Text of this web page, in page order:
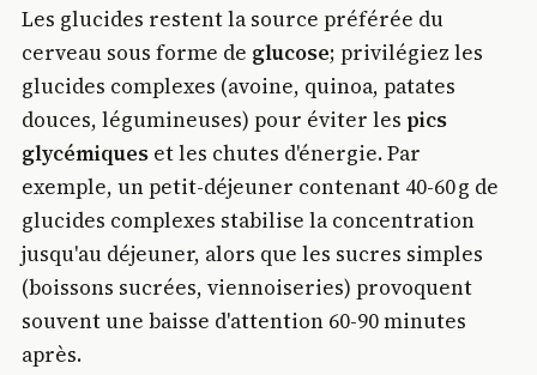
Les glucides restent la source préférée du
cerveau sous forme de glucose; privilégiez les
glucides complexes (avoine, quinoa, patates
douces, légumineuses) pour éviter les pics
glycémiques et les chutes d'énergie. Par
exemple, un petit-déjeuner contenant 40-60 g de
glucides complexes stabilise la concentration
jusqu'au déjeuner, alors que les sucres simples
(boissons sucrées, viennoiseries) provoquent
souvent une baisse d'attention 60-90 minutes
après.